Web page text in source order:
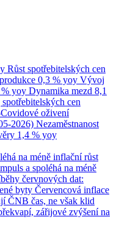
Růst spotřebitelských cen
0,3 % yoy Vývoj
% yoy Dynamika mezd 8,1
cen
oživení
2026) Nezaměstnanost
1,4 % yoy
na méně inflační růst
a spoléhá na méně
červnových dat:
byty Červencová inflace
ČNB čas, ne však klid
zářijové zvýšení na